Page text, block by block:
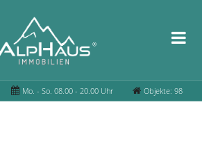
Mo. - So. 08.00 - 20.00 Uhr Objekte: 98